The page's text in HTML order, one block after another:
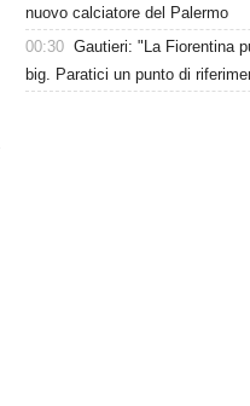
nuovo calciatore del Palermo
00:30 Gautieri: "La Fiorentina
big. Paratici un punto di